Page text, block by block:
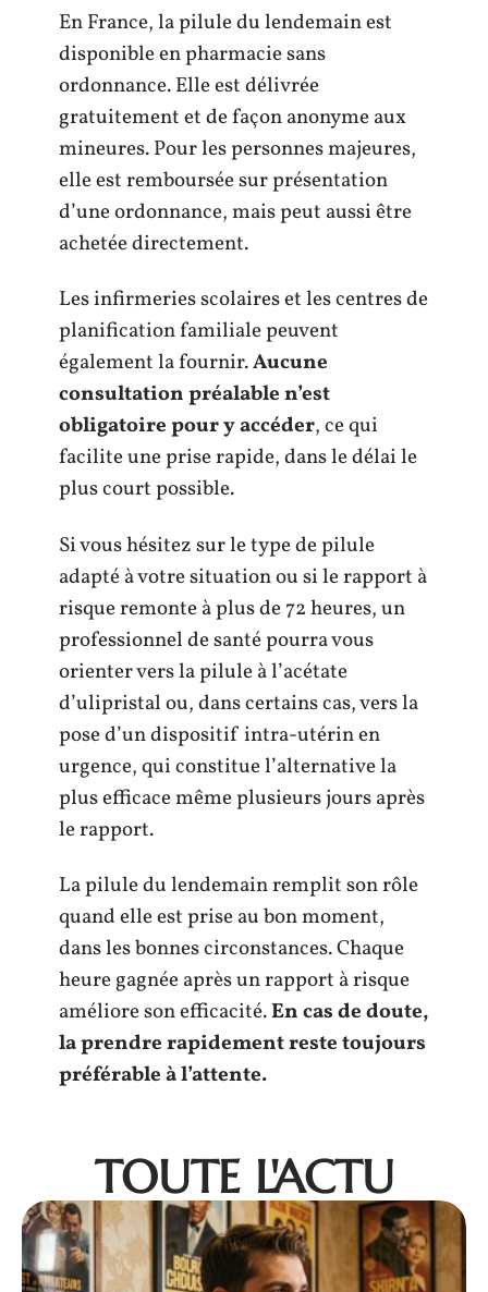
En France, la pilule du lendemain est
disponible en pharmacie sans
ordonnance. Elle est délivrée
gratuitement et de façon anonyme aux
mineures. Pour les personnes majeures,
elle est remboursée sur présentation
d’une ordonnance, mais peut aussi être
achetée directement.
Les infirmeries scolaires et les centres de
planification familiale peuvent
également la fournir.Aucune
consultation préalable n’est
obligatoire pour y accéder, ce qui
facilite une prise rapide, dans le délai le
plus court possible.
Si vous hésitez sur le type de pilule
adapté à votre situation ou si le rapport à
risque remonte à plus de 72 heures, un
professionnel de santé pourra vous
orienter vers la pilule à l’acétate
d’ulipristal ou, dans certains cas, vers la
pose d’un dispositif intra-utérin en
urgence, qui constitue l’alternative la
plus efficace même plusieurs jours après
le rapport.
La pilule du lendemain remplit son rôle
quand elle est prise au bon moment,
dans les bonnes circonstances. Chaque
heure gagnée après un rapport à risque
améliore son efficacité.En cas de doute,
la prendre rapidement reste toujours
préférable à l’attente.
TOUTE L'ACTU